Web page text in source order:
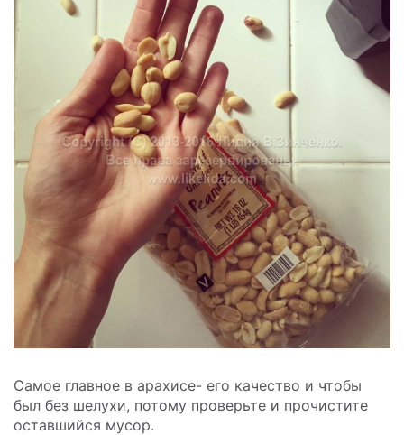
Самое главное в арахисе- его качество и чтобы
был без шелухи, потому проверьте и прочистите
оставшийся мусор.